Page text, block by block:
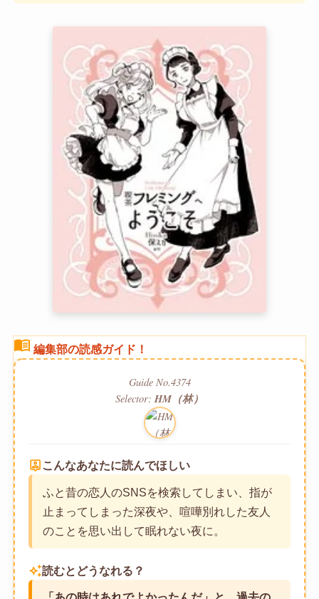
menu_book 編集部の読感ガイド！
Guide No.4374
Selector: HM（林）
person_pin こんなあなたに読んでほしい
ふと昔の恋人のSNSを検索してしまい、指が
止まってしまった深夜や、喧嘩別れした友人
のことを思い出して眠れない夜に。
auto_awesome読むとどうなれる？